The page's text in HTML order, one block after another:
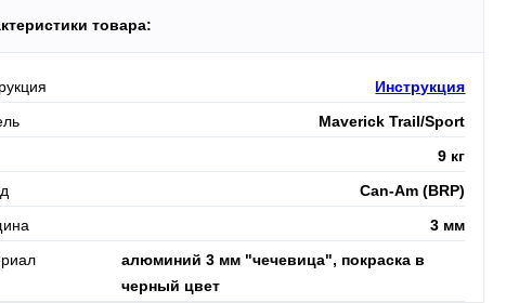
товара:
Инструкция
Maverick Trail/Sport
9 кг
Can-Am (BRP)
3 мм
алюминий 3 мм "чечевица", покраска в
черный цвет